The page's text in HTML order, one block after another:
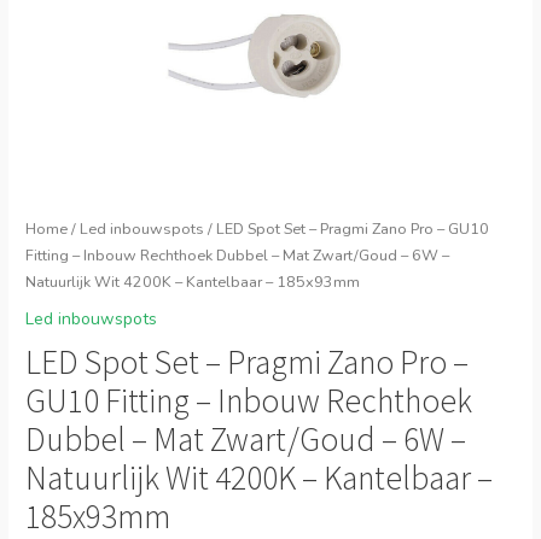
Home/ Led inbouwspots / LED Spot Set – Pragmi Zano Pro – GU10
Fitting – Inbouw Rechthoek Dubbel – Mat Zwart/Goud – 6W –
Natuurlijk Wit 4200K – Kantelbaar – 185x93mm
Led inbouwspots
LED Spot Set – Pragmi Zano Pro –
GU10 Fitting – Inbouw Rechthoek
Dubbel – Mat Zwart/Goud – 6W –
Natuurlijk Wit 4200K – Kantelbaar –
185x93mm